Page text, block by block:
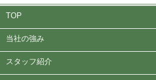
TOP
当社の強み
スタッフ紹介